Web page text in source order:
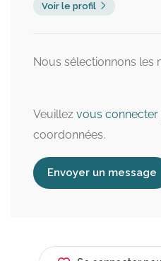
Voir le profil
Nous sélectionnons les
Veuillez vous connecter
coordonnées.
Envoyer un message